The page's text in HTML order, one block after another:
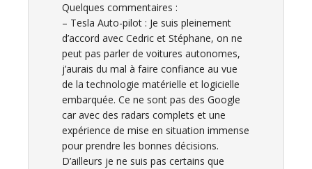
Quelques commentaires :
– Tesla Auto-pilot : Je suis pleinement
d’accord avec Cedric et Stéphane, on ne
peut pas parler de voitures autonomes,
j’aurais du mal à faire confiance au vue
de la technologie matérielle et logicielle
embarquée. Ce ne sont pas des Google
car avec des radars complets et une
expérience de mise en situation immense
pour prendre les bonnes décisions.
D’ailleurs je ne suis pas certains que